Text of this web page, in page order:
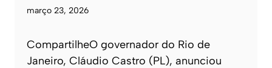
março 23, 2026
CompartilheO governador do Rio de
Janeiro, Cláudio Castro (PL), anunciou